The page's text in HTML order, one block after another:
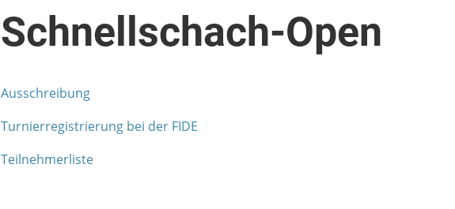
Schnellschach-Open
Ausschreibung
Turnierregistrierung bei der FIDE
Teilnehmerliste